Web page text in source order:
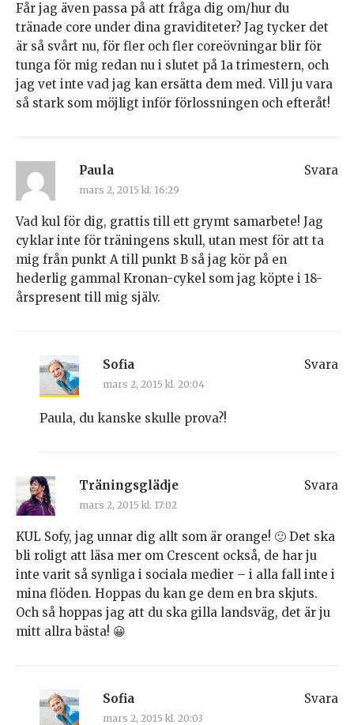
Får jag även passa på att fråga dig om/hur du
tränade core under dina graviditeter? Jag tycker det
är så svårt nu, för fler och fler coreövningar blir för
tunga för mig redan nu i slutet på 1a trimestern, och
jag vet inte vad jag kan ersätta dem med. Vill ju vara
så stark som möjligt inför förlossningen och efteråt!
Paula
mars 2, 2015 kl. 16:29
Vad kul för dig, grattis till ett grymt samarbete! Jag
cyklar inte för träningens skull, utan mest för att ta
mig från punkt A till punkt B så jag kör på en
hederlig gammal Kronan-cykel som jag köpte i 18-
årspresent till mig själv.
Svara
Sofia
mars 2, 2015 kl. 20:04
Paula, du kanske skulle prova?!
Svara
Träningsglädje
mars 2, 2015 kl. 17:02
KUL Sofy, jag unnar dig allt som är orange! 🙂 Det ska
bli roligt att läsa mer om Crescent också, de har ju
inte varit så synliga i sociala medier – i alla fall inte i
mina flöden. Hoppas du kan ge dem en bra skjuts.
Och så hoppas jag att du ska gilla landsväg, det är ju
mitt allra bästa! 😀
Svara
Sofia
mars 2, 2015 kl. 20:03
Svara